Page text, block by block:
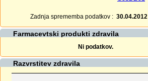
Zadnja sprememba podatkov : 30.04.2012
Farmacevtski produkti zdravila
Ni podatkov.
Razvrstitev zdravila